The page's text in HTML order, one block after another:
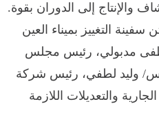
والإنتاج إلى الدوران بقوة.
التغييز بميناء العين
مدبولي، رئيس مجلس
وليد لطفي، رئيس شركة
والتعديلات اللازمة